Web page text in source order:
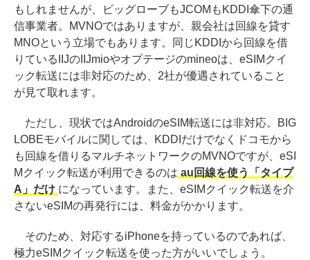
もしれませんが、ビッグローブもJCOMもKDDI傘下の通
信事業者。MVNOではありますが、親会社は回線を貸す
MNOという立場でもあります。同じKDDIから回線を借
りているIIJのIIJmioやオプテージのmineoは、eSIMクイ
ック転送には非対応のため、2社が優遇されていること
が見て取れます。
ただし、現状ではAndroidのeSIM転送には非対応。BIG
LOBEモバイルに関しては、KDDIだけでなくドコモから
も回線を借りるマルチネットワークのMVNOですが、eSI
Mクイック転送が利用できるのは au回線を使う「タイプ
A」だけ になっています。また、eSIMクイック転送を介
さないeSIMの再発行には、料金がかかります。
そのため、対応するiPhoneを持っているのであれば、
極力eSIMクイック転送を使った方がいいでしょう。